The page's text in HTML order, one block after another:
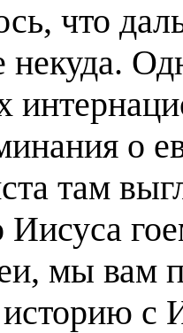
что
о
там
Иисуса
мы вам
историю